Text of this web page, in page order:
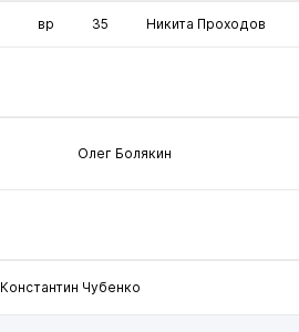
вр 35 Никита Проходов
Олег Болякин
Константин Чубенко